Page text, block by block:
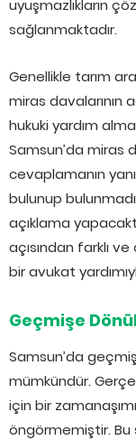
uyuşmazlıkların
sağlanmaktadır.
Genellikle tarım
miras davalarının
hukuki yardım
Samsun’da miras
cevaplamanın
bulunup
açıklama
açısından farklı
bir avukat
Geçmişe
Samsun’da
mümkündür.
için bir
öngörmemiştir. Bu